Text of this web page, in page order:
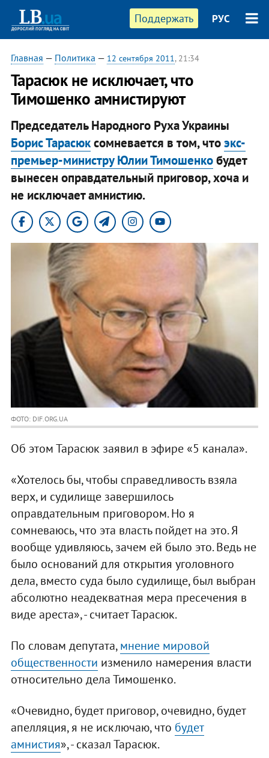
Поддержать РУС
Главная — Политика — 12 сентября 2011, 21:34
Тарасюк не исключает, что
Тимошенко амнистируют
Председатель Народного Руха Украины
Борис Тарасюксомневается в том, чтоэкс-
премьер-министру Юлии Тимошенкобудет
вынесен оправдательный приговор, хоча и
не исключает амнистию.
ФОТО: DIF.ORG.UA
Об этом Тарасюк заявил в эфире «5 канала».
«Хотелось бы, чтобы справедливость взяла
верх, и судилище завершилось
оправдательным приговором. Но я
сомневаюсь, что эта власть пойдет на это. Я
вообще удивляюсь, зачем ей было это. Ведь не
было оснований для открытия уголовного
дела, вместо суда было судилище, был выбран
абсолютно неадекватная мера пресечения в
виде ареста», - считает Тарасюк.
По словам депутата,мнение мировой
общественности изменило намерения власти
относительно дела Тимошенко.
«Очевидно, будет приговор, очевидно, будет
апелляция, я не исключаю, что будет
амнистия», - сказал Тарасюк.